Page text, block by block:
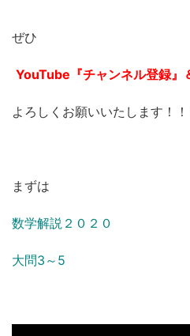
ぜひ
YouTube『チャンネル登録』
よろしくお願いいたします！！
まずは
数学解説２０２０
大問3～5